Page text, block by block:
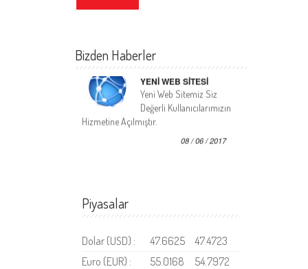
Bizden Haberler
YENİ WEB SİTESİ
Yeni Web Sitemiz Siz
Değerli Kullanıcılarımızın
Hizmetine Açılmıştır.
08 / 06 / 2017
Piyasalar
Dolar (USD) : 47.6625
47.4723
Euro (EUR) :
55.0168 54.7972